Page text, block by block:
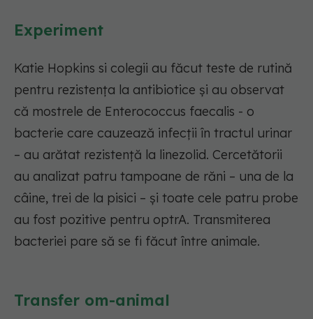
Experiment
Katie Hopkins si colegii au făcut teste de rutină
pentru rezistența la antibiotice și au observat
că mostrele de Enterococcus faecalis - o
bacterie care cauzează infecții în tractul urinar
– au arătat rezistență la linezolid. Cercetătorii
au analizat patru tampoane de răni – una de la
câine, trei de la pisici – și toate cele patru probe
au fost pozitive pentru optrA. Transmiterea
bacteriei pare să se fi făcut între animale.
Transfer om-animal